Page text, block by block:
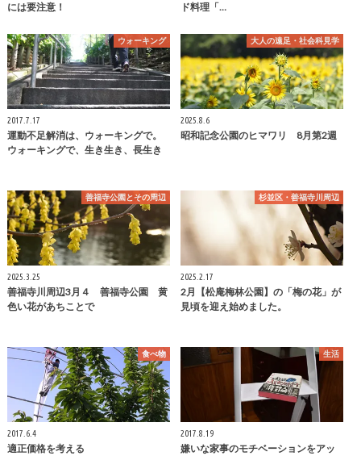
には要注意！
ド料理「…
ウォーキング
2017.7.17
運動不足解消は、ウォーキングで。
ウォーキングで、生き生き、長生き
大人の遠足・社会科見学
2025.8.6
昭和記念公園のヒマワリ 8月第2週
善福寺公園とその周辺
2025.3.25
善福寺川周辺3月４ 善福寺公園 黄
色い花があちことで
杉並区・善福寺川周辺
2025.2.17
2月【松庵梅林公園】の「梅の花」が
見頃を迎え始めました。
食べ物
2017.6.4
適正価格を考える
生活
2017.8.19
嫌いな家事のモチベーションをアッ